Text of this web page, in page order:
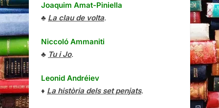
Joaquim Amat-Piniella
♣ La clau de volta.
Niccoló Ammaniti
♣ Tu i Jo.
Leonid Andréiev
♦ La història dels set penjats.